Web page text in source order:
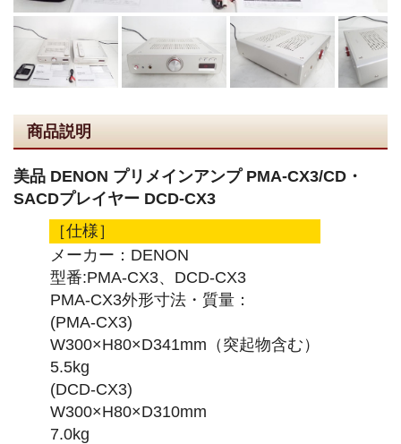
商品説明
美品 DENON プリメインアンプ PMA-CX3/CD・
SACDプレイヤー DCD-CX3
［仕様］
メーカー：DENON
型番:PMA-CX3、DCD-CX3
PMA-CX3外形寸法・質量：
(PMA-CX3)
W300×H80×D341mm（突起物含む）
5.5kg
(DCD-CX3)
W300×H80×D310mm
7.0kg